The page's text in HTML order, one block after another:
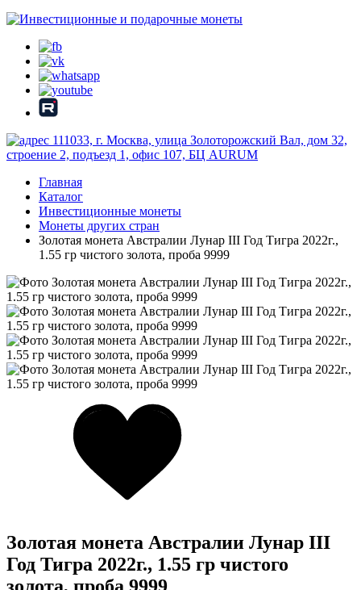
111033, г. Москва, улица Золоторожский Вал, дом 32,
строение 2, подъезд 1, офис 107, БЦ AURUM
Главная
Каталог
Инвестиционные монеты
Монеты других стран
Золотая монета Австралии Лунар III Год Тигра 2022г.,
1.55 гр чистого золота, проба 9999
Золотая монета Австралии Лунар III
Год Тигра 2022г., 1.55 гр чистого